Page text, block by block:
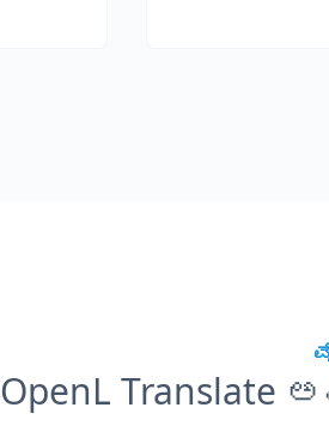
OpenL